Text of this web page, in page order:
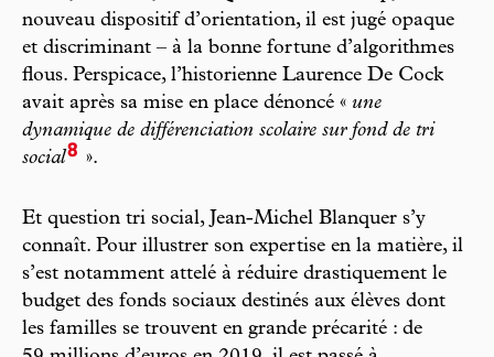
nouveau dispositif d’orientation, il est jugé opaque
et discriminant – à la bonne fortune d’algorithmes
flous. Perspicace, l’historienne Laurence De Cock
avait après sa mise en place dénoncé « une
dynamique de différenciation scolaire sur fond de tri
social8 ».
Et question tri social, Jean-Michel Blanquer s’y
connaît. Pour illustrer son expertise en la matière, il
s’est notamment attelé à réduire drastiquement le
budget des fonds sociaux destinés aux élèves dont
les familles se trouvent en grande précarité : de